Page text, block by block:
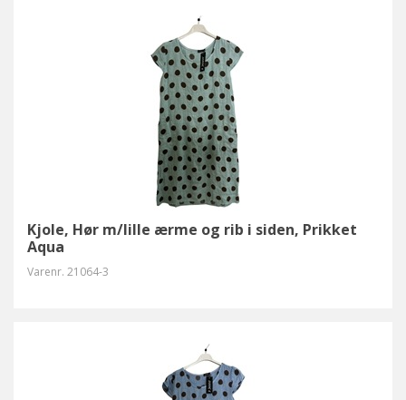
Kjole, Hør m/lille ærme og rib i siden, Prikket
Aqua
Varenr. 21064-3